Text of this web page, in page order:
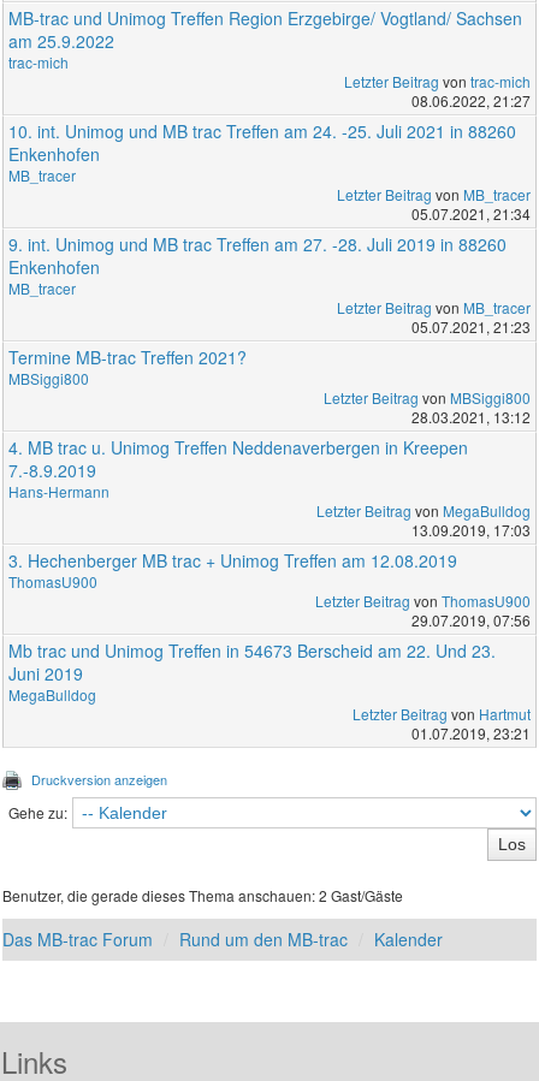
MB-trac und Unimog Treffen Region Erzgebirge/ Vogtland/ Sachsen
am 25.9.2022
trac-mich
Letzter Beitrag von trac-mich
08.06.2022, 21:27
10. int. Unimog und MB trac Treffen am 24. -25. Juli 2021 in 88260
Enkenhofen
MB_tracer
Letzter Beitrag von MB_tracer
05.07.2021, 21:34
9. int. Unimog und MB trac Treffen am 27. -28. Juli 2019 in 88260
Enkenhofen
MB_tracer
Letzter Beitrag von MB_tracer
05.07.2021, 21:23
Termine MB-trac Treffen 2021?
MBSiggi800
Letzter Beitrag von MBSiggi800
28.03.2021, 13:12
4. MB trac u. Unimog Treffen Neddenaverbergen in Kreepen
7.-8.9.2019
Hans-Hermann
Letzter Beitrag von MegaBulldog
13.09.2019, 17:03
3. Hechenberger MB trac + Unimog Treffen am 12.08.2019
ThomasU900
Letzter Beitrag von ThomasU900
29.07.2019, 07:56
Mb trac und Unimog Treffen in 54673 Berscheid am 22. Und 23.
Juni 2019
MegaBulldog
Letzter Beitrag von Hartmut
01.07.2019, 23:21
Druckversion anzeigen
Gehe zu:
Benutzer, die gerade dieses Thema anschauen: 2 Gast/Gäste
Das MB-trac Forum Rund um den MB-trac Kalender
Links